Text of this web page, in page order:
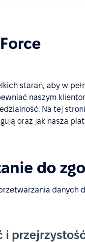
starań, aby w
naszym
Na tej
oraz jak nasza
do
danych
i przejrzystość